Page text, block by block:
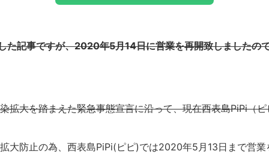
記事ですが、2020年5月14日に営業を再開致しましたの
拡大を踏まえた緊急事態宣言に沿って、現在西表島PiPi（
大防止の為、西表島PiPi(ピピ)では2020年5月13日まで営